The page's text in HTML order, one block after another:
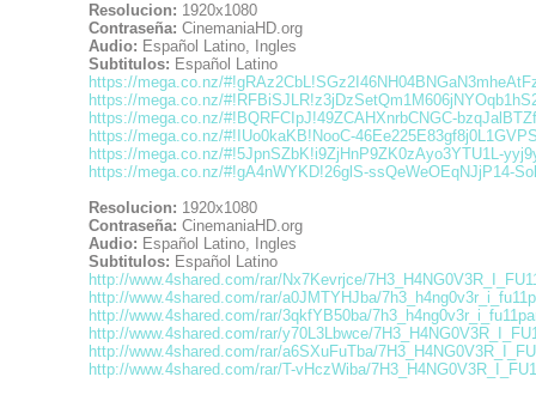
Resolucion: 1920x1080
Contraseña: CinemaniaHD.org
Audio: Español Latino, Ingles
Subtitulos: Español Latino
https://mega.co.nz/
https://mega.co.nz/
https://mega.co.nz/#!BQRFCIpJ!49ZCAHXnrbCNGC-
https://mega.co.nz/#!IUo0kaKB!NooC-
https://mega.co.nz/#!5JpnSZbK!i9ZjHnP9ZK0zAyo3YTU1L-
https://mega.co.nz/#!gA4nWYKD!26glS-ssQeWeOEqNJjP14-
Resolucion: 1920x1080
Contraseña: CinemaniaHD.org
Audio: Español Latino, Ingles
Subtitulos: Español Latino
http://www.4shared.com/rar/Nx7Kevrjce/
http://www.4shared.com/rar/a0JMTYHJba/
http://www.4shared.com/rar/3qkfYB50ba/
http://www.4shared.com/rar/y70L3Lbwce/
http://www.4shared.com/rar/a6SXuFuTba/
http://www.4shared.com/rar/T-vHczWiba/